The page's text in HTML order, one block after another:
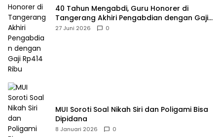
40 Tahun Mengabdi, Guru Honorer di
Tangerang Akhiri Pengabdian dengan Gaji
Rp414 Ribu
27 Juni 2026 0
MUI Soroti Soal Nikah Siri dan Poligami Bisa
Dipidana
8 Januari 2026 0